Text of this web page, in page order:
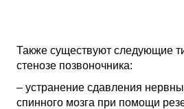
Также существуют следующие
стенозе позвоночника:
– устранение сдавления
спинного мозга при помощи